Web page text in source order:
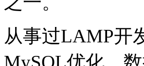
从事过LAMP开